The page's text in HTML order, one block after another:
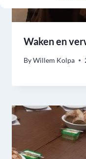
Waken en
ByWillem Kolpa